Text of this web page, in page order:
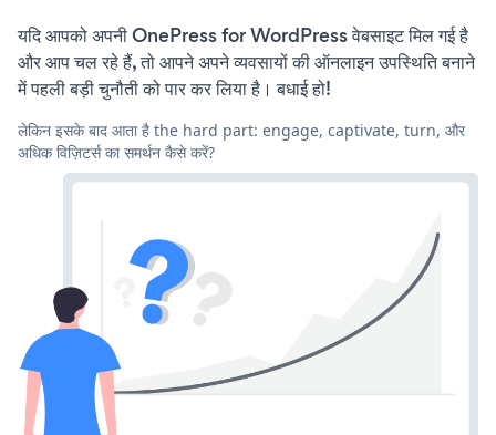
यदि आपको अपनी OnePress for WordPress वेबसाइट मिल गई है
और आप चल रहे हैं, तो आपने अपने व्यवसायों की ऑनलाइन उपस्थिति बनाने
में पहली बड़ी चुनौती को पार कर लिया है। बधाई हो!
लेकिन इसके बाद आता है the hard part: engage, captivate, turn, और
अधिक विज़िटर्स का समर्थन कैसे करें?